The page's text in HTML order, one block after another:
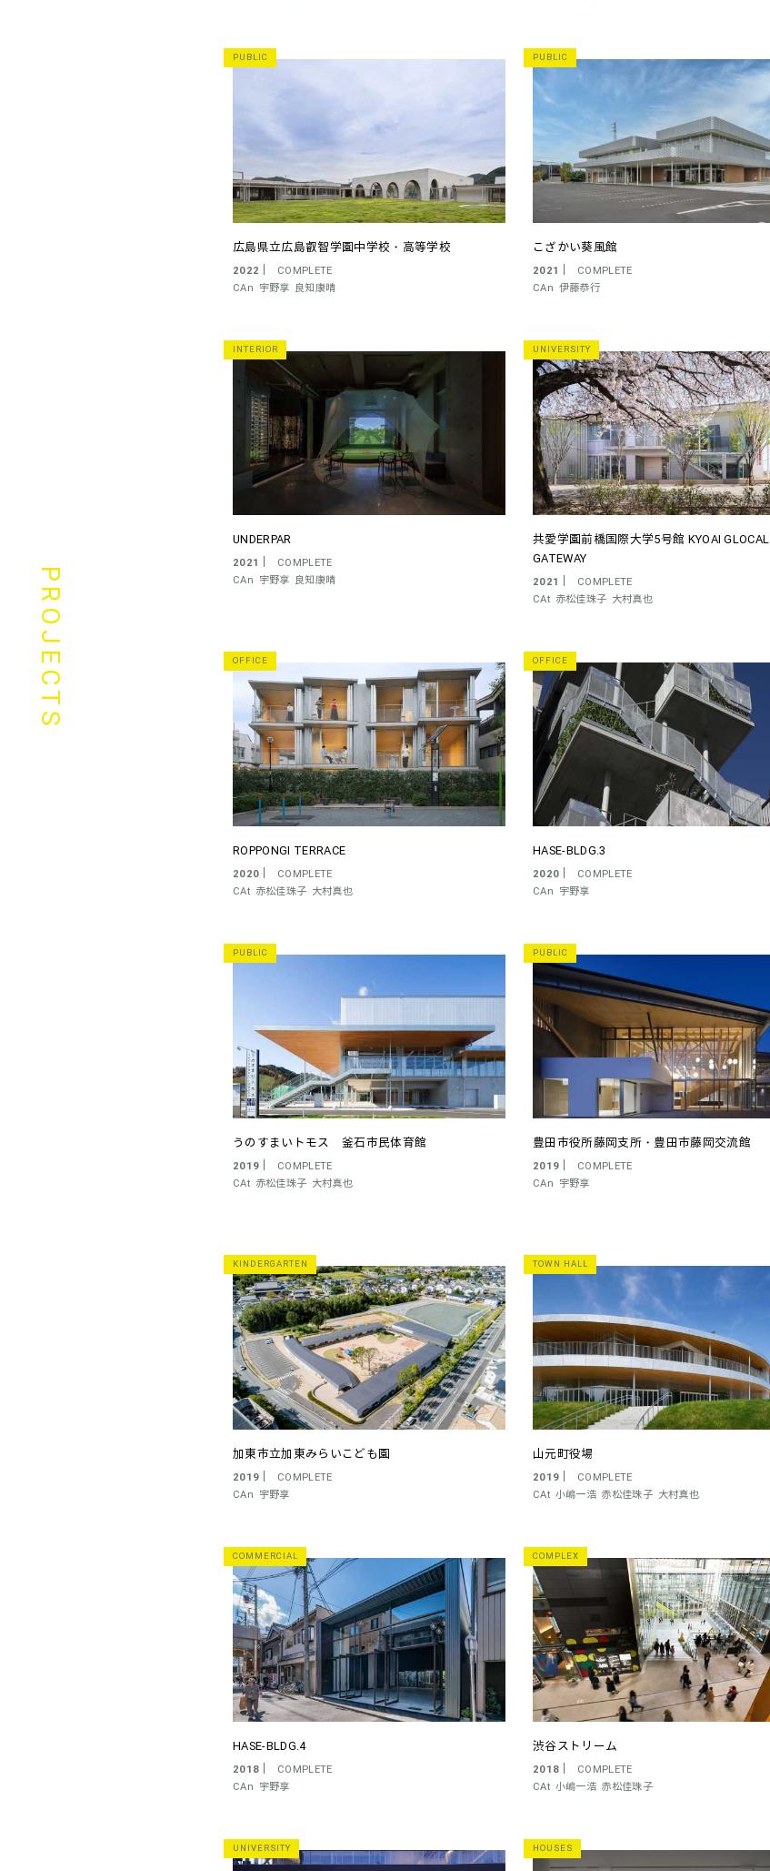
PROJECTS
PUBLIC
広島県立広島叡智学園中学校・高等学校
2022
COMPLETE
CAn 宇野享 良知康晴
PUBLIC
こざかい葵風館
2021
COMPLETE
CAn 伊藤恭行
INTERIOR
UNDERPAR
2021
COMPLETE
CAn 宇野享 良知康晴
UNIVERSITY
共愛学園前橋国際大学5号館 KYOAI GLOCAL
GATEWAY
2021
COMPLETE
CAt 赤松佳珠子 大村真也
OFFICE
ROPPONGI TERRACE
2020
COMPLETE
CAt 赤松佳珠子 大村真也
OFFICE
HASE-BLDG.3
2020
COMPLETE
CAn 宇野享
PUBLIC
うのすまいトモス 釜石市民体育館
2019
COMPLETE
CAt 赤松佳珠子 大村真也
PUBLIC
豊田市役所藤岡支所・豊田市藤岡交流館
2019
COMPLETE
CAn 宇野享
KINDERGARTEN
加東市立加東みらいこども園
2019
COMPLETE
CAn 宇野享
TOWN HALL
山元町役場
2019
COMPLETE
CAt 小嶋一浩 赤松佳珠子 大村真也
COMMERCIAL
HASE-BLDG.4
2018
COMPLETE
CAn 宇野享
COMPLEX
渋谷ストリーム
2018
COMPLETE
CAt 小嶋一浩 赤松佳珠子
UNIVERSITY HOUSES